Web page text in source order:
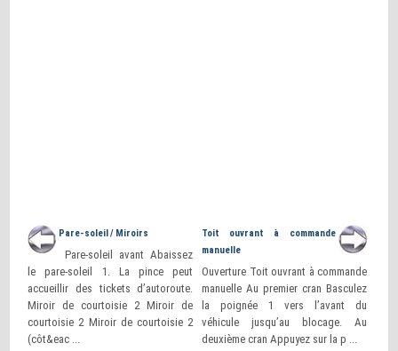
Pare-soleil / Miroirs
Pare-soleil avant Abaissez
le pare-soleil 1. La pince peut
accueillir des tickets d’autoroute.
Miroir de courtoisie 2 Miroir de
courtoisie 2 Miroir de courtoisie 2
(côt&eac ...
Toit ouvrant à commande
manuelle
Ouverture Toit ouvrant à commande
manuelle Au premier cran Basculez
la poignée 1 vers l’avant du
véhicule jusqu’au blocage. Au
deuxième cran Appuyez sur la p ...